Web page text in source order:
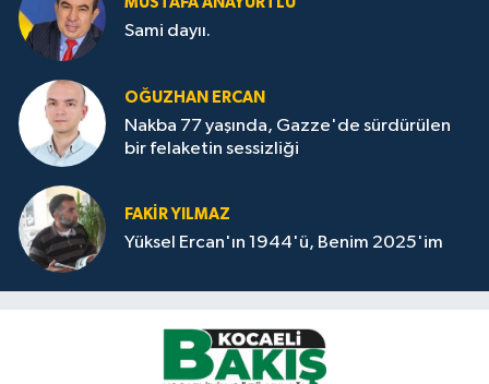
Sami dayıı.
OĞUZHAN ERCAN
Nakba 77 yaşında, Gazze'de sürdürülen
bir felaketin sessizliği
FAKİR YILMAZ
Yüksel Ercan'ın 1944'ü, Benim 2025'im